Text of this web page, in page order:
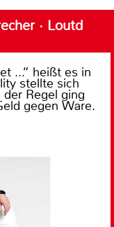
· Loutd
...“ heißt es in
stellte sich
Regel ging
gegen Ware.